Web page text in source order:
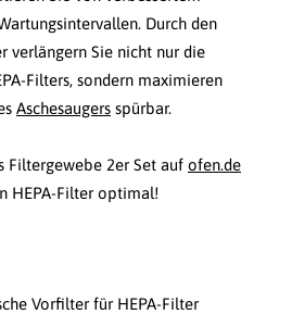
Durch den
verlängern Sie nicht nur die
Filters, sondern maximieren
Aschesaugers spürbar.
Filtergewebe 2er Set auf ofen.de
HEPA-Filter optimal!
Vorfilter für HEPA-Filter